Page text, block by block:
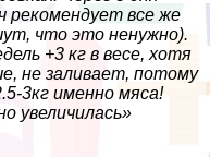
рекомендует все же
что это ненужно).
+3 кг в весе, хотя
не заливает, потому
3кг именно мяса!
увеличилась»